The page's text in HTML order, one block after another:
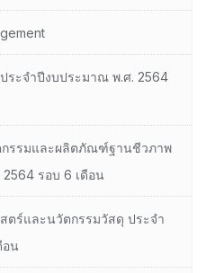
ระจำปีงบประมาณ พ.ศ. 2564
กรรมและผลิตภัณฑ์ฐานชีวภาพ
รอบ 6 เดือน
ตร์และนวัตกรรมวัสดุ ประจำ
อน